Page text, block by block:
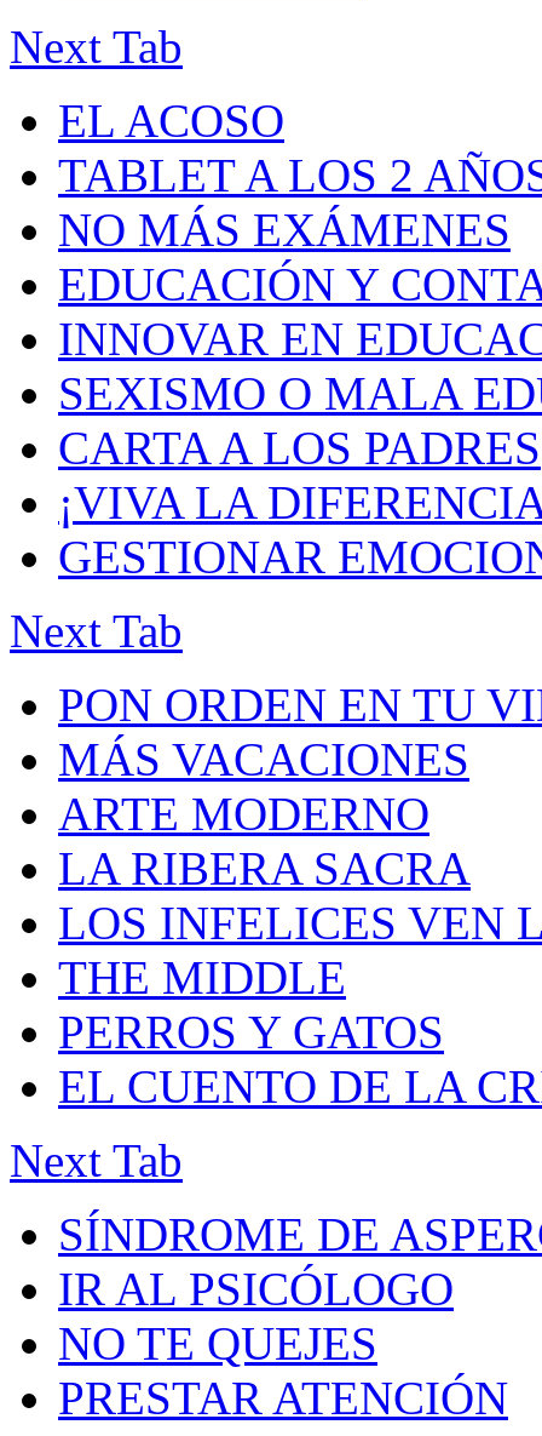
Next Tab
EL ACOSO
TABLET A LOS 2
NO MÁS EXÁMENES
EDUCACIÓN Y
INNOVAR EN
SEXISMO O MALA
CARTA A LOS PADRES
¡VIVA LA
GESTIONAR
Next Tab
PON ORDEN EN TU
MÁS VACACIONES
ARTE MODERNO
LA RIBERA SACRA
LOS INFELICES VEN
THE MIDDLE
PERROS Y GATOS
EL CUENTO DE LA
Next Tab
SÍNDROME DE
IR AL PSICÓLOGO
NO TE QUEJES
PRESTAR ATENCIÓN